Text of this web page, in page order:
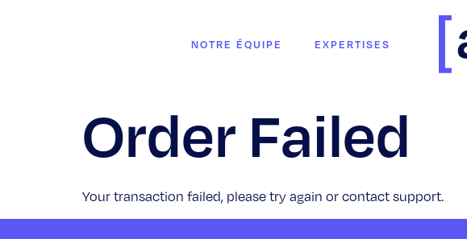
NOTRE ÉQUIPE EXPERTISES
Order Failed
Your transaction failed, please try again or contact support.